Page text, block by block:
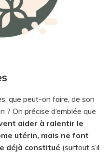
que peut-on faire, de son
? On précise d’emblée que
aider à ralentir le
utérin, mais ne font
déjà constitué (surtout s’il